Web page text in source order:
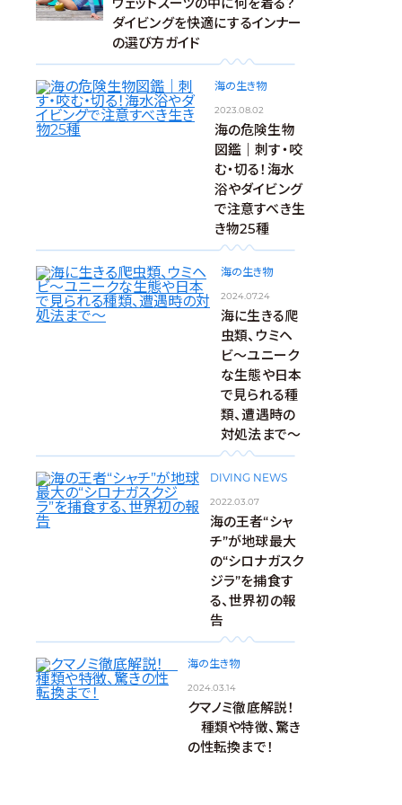
ダイビングを快適にするインナー
の選び方ガイド
海の生き物
2023.08.02
海の危険生物
図鑑｜刺す・咬
む・切る！海水
浴やダイビング
で注意すべき生
き物25種
海の生き物
2024.07.24
海に生きる爬
虫類、ウミヘ
ビ～ユニーク
な生態や日本
で見られる種
類、遭遇時の
対処法まで～
DIVING NEWS
2022.03.07
海の王者“シャ
チ”が地球最大
の“シロナガスク
ジラ”を捕食す
る、世界初の報
告
海の生き物
2024.03.14
クマノミ徹底解説！
種類や特徴、驚き
の性転換まで！